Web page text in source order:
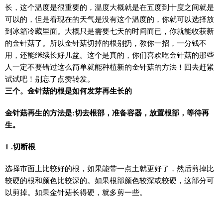
长，这个温度是很重要的，温度大概就是在五度到十度之间就是
可以的，但是看现在的天气是没有这个温度的，你就可以选择放
到冰箱冷藏里面。大概只是需要七天的时间而已，你就能收获新
的金针菇了。所以金针菇切掉的根别扔，教你一招，一分钱不
用，还能继续长好几盆。这个是真的，你们喜欢吃金针菇的那些
人一定不要错过这么简单就能种植新的金针菇的方法！回去赶紧
试试吧！别忘了点赞转发。
三个。金针菇的根是如何发芽再生长的
金针菇再生的方法是:切去根部，准备容器，放置根部，等待再
生。
1 .切断根
选择市面上比较好的根，如果能带一点土就更好了，然后剪掉比
较硬的根和颜色比较深的。如果根部颜色较深或较硬，这部分可
以剪掉。如果金针菇长得硬，就多剪一些。